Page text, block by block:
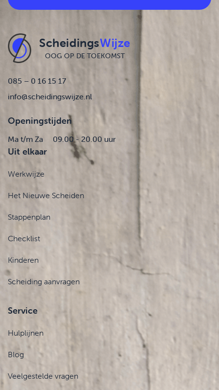
ScheidingsWijze
OOG OP DE TOEKOMST
085 – 0 16 15 17
info@scheidingswijze.nl
Openingstijden
Ma t/m Za 09.00 - 20.00 uur
Uit elkaar
Werkwijze
Het Nieuwe Scheiden
Stappenplan
Checklist
Kinderen
Scheiding aanvragen
Service
Hulplijnen
Blog
Veelgestelde vragen